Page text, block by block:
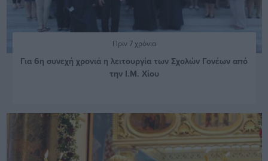
Πριν 7 χρόνια
Για 6η συνεχή χρονιά η λειτουργία των Σχολών Γονέων από
την Ι.Μ. Χίου